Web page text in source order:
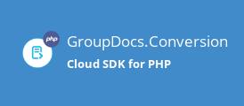
GroupDocs.Conversion
Cloud SDK for PHP